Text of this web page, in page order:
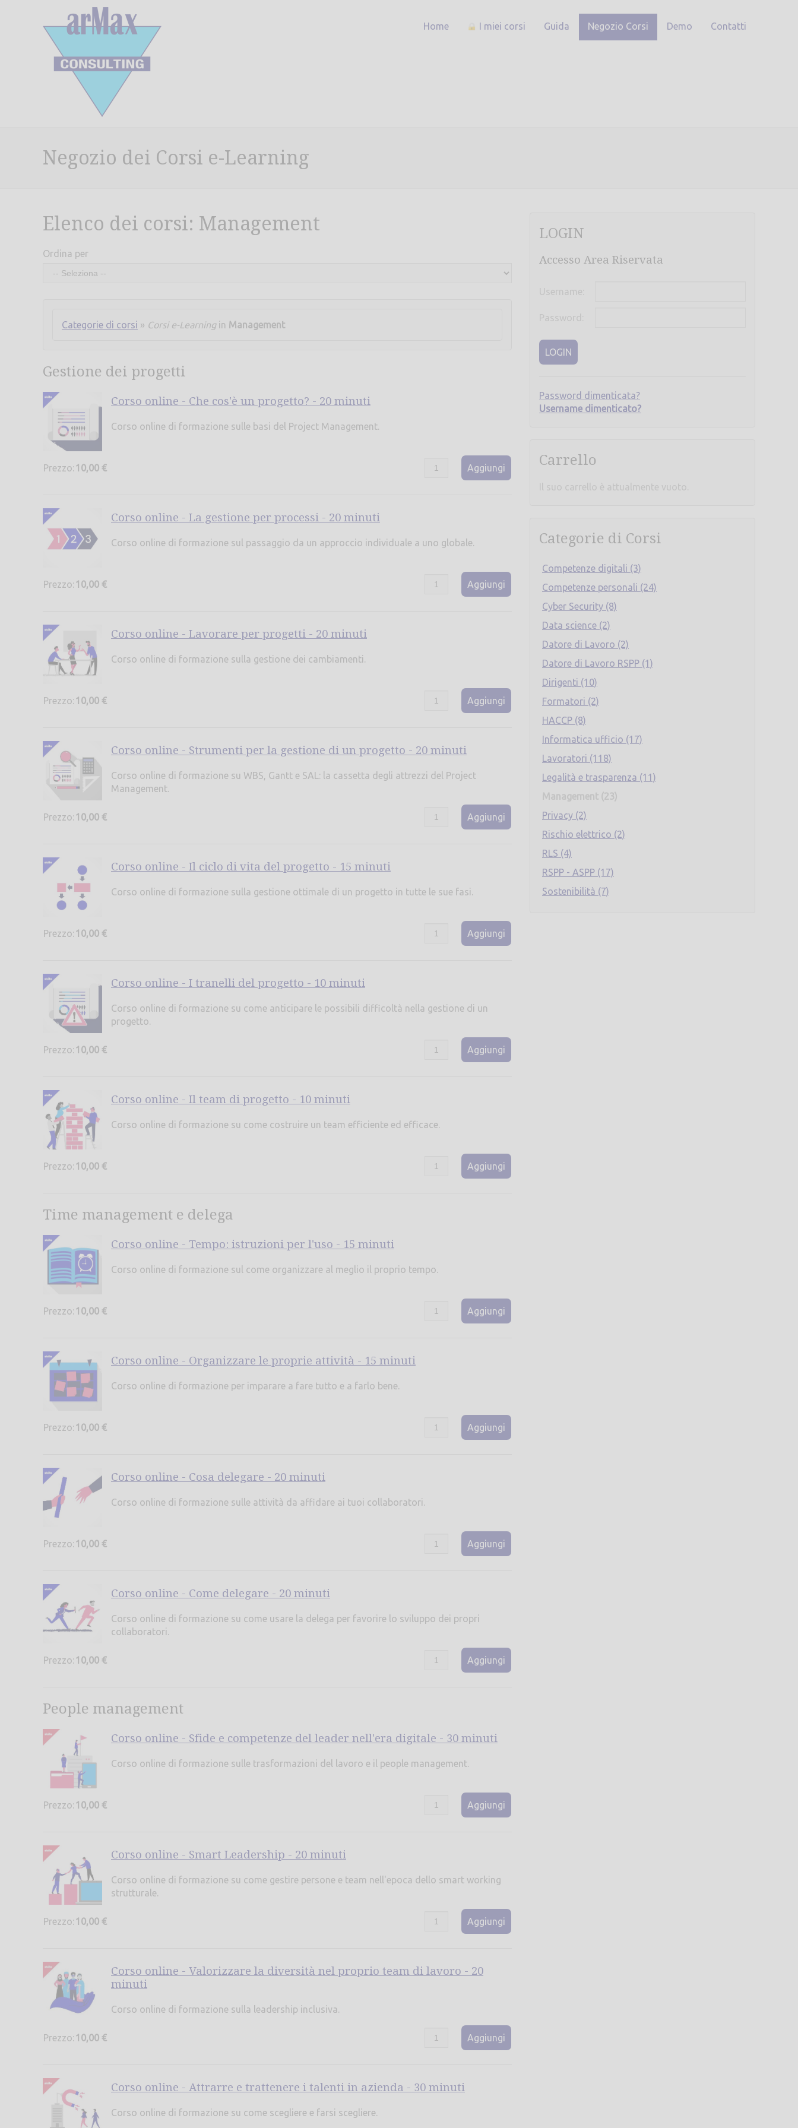
Home I miei corsi Guida Negozio Corsi Demo Contatti
Negozio dei Corsi e-Learning
Elenco dei corsi: Management
Ordina per
Categorie di corsi » Corsi e-Learningin Management
Gestione dei progetti
Corso online - Che cos'è un progetto? - 20 minuti
Corso online di formazione sulle basi del Project Management.
Prezzo: 10,00 € Aggiungi
Corso online - La gestione per processi - 20 minuti
Corso online di formazione sul passaggio da un approccio individuale a uno globale.
Prezzo: 10,00 € Aggiungi
Corso online - Lavorare per progetti - 20 minuti
Corso online di formazione sulla gestione dei cambiamenti.
Prezzo: 10,00 € Aggiungi
Corso online - Strumenti per la gestione di un progetto - 20 minuti
Corso online di formazione su WBS, Gantt e SAL: la cassetta degli attrezzi del Project
Management.
Prezzo: 10,00 € Aggiungi
Corso online - Il ciclo di vita del progetto - 15 minuti
Corso online di formazione sulla gestione ottimale di un progetto in tutte le sue fasi.
Prezzo: 10,00 € Aggiungi
Corso online - I tranelli del progetto - 10 minuti
Corso online di formazione su come anticipare le possibili difficoltà nella gestione di un
progetto.
Prezzo: 10,00 € Aggiungi
Corso online - Il team di progetto - 10 minuti
Corso online di formazione su come costruire un team efficiente ed efficace.
Prezzo: 10,00 € Aggiungi
Time management e delega
Corso online - Tempo: istruzioni per l'uso - 15 minuti
Corso online di formazione sul come organizzare al meglio il proprio tempo.
Prezzo: 10,00 € Aggiungi
Corso online - Organizzare le proprie attività - 15 minuti
Corso online di formazione per imparare a fare tutto e a farlo bene.
Prezzo: 10,00 € Aggiungi
Corso online - Cosa delegare - 20 minuti
Corso online di formazione sulle attività da affidare ai tuoi collaboratori.
Prezzo: 10,00 € Aggiungi
Corso online - Come delegare - 20 minuti
Corso online di formazione su come usare la delega per favorire lo sviluppo dei propri
collaboratori.
Prezzo: 10,00 € Aggiungi
People management
Corso online - Sfide e competenze del leader nell'era digitale - 30 minuti
Corso online di formazione sulle trasformazioni del lavoro e il people management.
Prezzo: 10,00 € Aggiungi
Corso online - Smart Leadership - 20 minuti
Corso online di formazione su come gestire persone e team nell'epoca dello smart working
strutturale.
Prezzo: 10,00 € Aggiungi
Corso online - Valorizzare la diversità nel proprio team di lavoro - 20
minuti
Corso online di formazione sulla leadership inclusiva.
Prezzo: 10,00 € Aggiungi
Corso online - Attrarre e trattenere i talenti in azienda - 30 minuti
Corso online di formazione su come scegliere e farsi scegliere.
LOGIN
Accesso Area Riservata
Username:
Password:
LOGIN
Password dimenticata?
Username dimenticato?
Carrello
Il suo carrello è attualmente vuoto.
Categorie di Corsi
Competenze digitali (3)
Competenze personali (24)
Cyber Security (8)
Data science (2)
Datore di Lavoro (2)
Datore di Lavoro RSPP (1)
Dirigenti (10)
Formatori (2)
HACCP (8)
Informatica ufficio (17)
Lavoratori (118)
Legalità e trasparenza (11)
Management (23)
Privacy (2)
Rischio elettrico (2)
RLS (4)
RSPP - ASPP (17)
Sostenibilità (7)